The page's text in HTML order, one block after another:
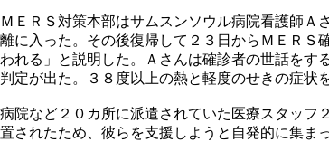
ＥＲＳ対策本部はサムスンソウル病院看護師
入った。その後復帰して２３日からＭＥＲ
る」と説明した。Ａさんは確診者の世話をす
が出た。３８度以上の熱と軽度のせきの症状
など２０カ所に派遣されていた医療スタッフ
れたため、彼らを支援しようと自発的に集